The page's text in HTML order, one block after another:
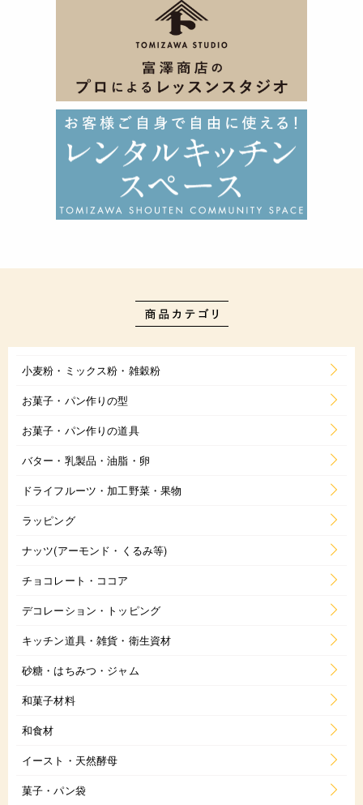
小麦粉・ミックス粉・雑穀粉
お菓子・パン作りの型
お菓子・パン作りの道具
バター・乳製品・油脂・卵
ドライフルーツ・加工野菜・果物
ラッピング
ナッツ(アーモンド・くるみ等)
チョコレート・ココア
デコレーション・トッピング
キッチン道具・雑貨・衛生資材
砂糖・はちみつ・ジャム
和菓子材料
和食材
イースト・天然酵母
菓子・パン袋